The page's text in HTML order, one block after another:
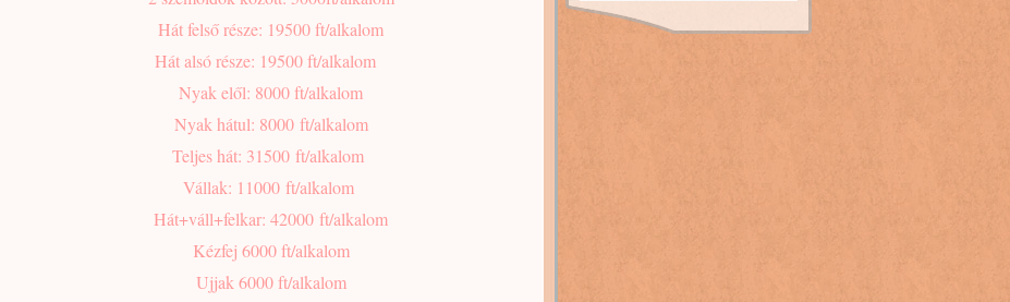
Hát felső része: 19500 ft/alkalom
Hát alsó része: 19500 ft/alkalom
Nyak elől: 8000 ft/alkalom
Nyak hátul: 8000ft/alkalom
Teljes hát: 31500 ft/alkalom
Vállak: 11000 ft/alkalom
Hát+váll+felkar: 42000 ft/alkalom
Kézfej 6000 ft/alkalom
Ujjak 6000 ft/alkalom